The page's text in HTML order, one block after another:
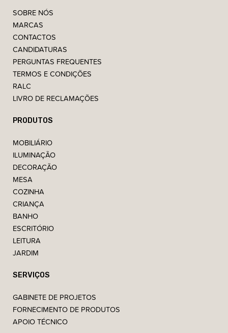
SOBRE NÓS
MARCAS
CONTACTOS
CANDIDATURAS
PERGUNTAS FREQUENTES
TERMOS E CONDIÇÕES
RALC
LIVRO DE RECLAMAÇÕES
PRODUTOS
MOBILIÁRIO
ILUMINAÇÃO
DECORAÇÃO
MESA
COZINHA
CRIANÇA
BANHO
ESCRITÓRIO
LEITURA
JARDIM
SERVIÇOS
GABINETE DE PROJETOS
FORNECIMENTO DE PRODUTOS
APOIO TÉCNICO